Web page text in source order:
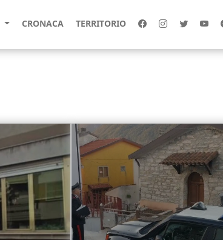
CRONACA TERRITORIO